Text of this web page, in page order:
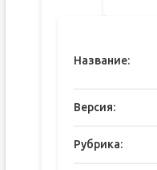
Название:
Версия:
Рубрика: